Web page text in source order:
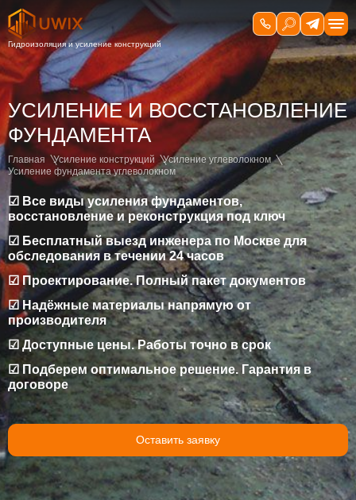
УСИЛЕНИЕ И ВОССТАНОВЛЕНИЕ
ФУНДАМЕНТА
Главная Усиление конструкций
Усиление углеволокном
Усиление фундамента углеволокном
☑ Все виды усиления фундаментов,
восстановление и реконструкция под ключ
☑ Бесплатный выезд инженера по Москве для
обследования в течении 24 часов
☑ Проектирование. Полный пакет документов
☑ Надёжные материалы напрямую от
производителя
☑ Доступные цены. Работы точно в срок
☑ Подберем оптимальное решение. Гарантия в
договоре
Оставить заявку